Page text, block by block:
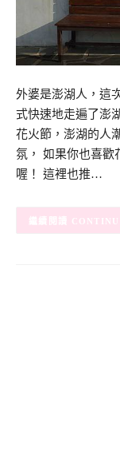
外婆是澎湖人，這
式快速地走遍了澎
花火節，澎湖的人
氛， 如果你也喜歡
喔！ 這裡也推…